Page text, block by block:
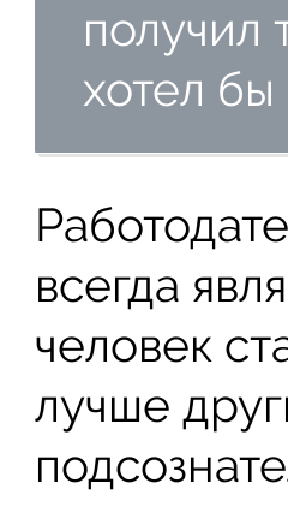
получил
хотел бы
всегда
человек
лучше